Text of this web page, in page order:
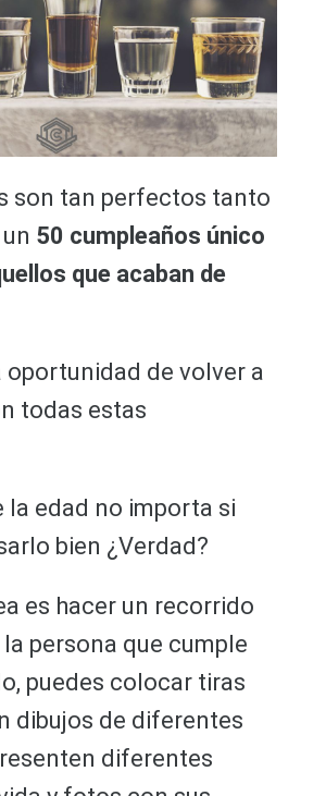
son tan perfectos tanto
50 cumpleaños único
que acaban de
oportunidad de volver a
todas estas
la edad no importa si
bien ¿Verdad?
es hacer un recorrido
persona que cumple
puedes colocar tiras
dibujos de diferentes
diferentes